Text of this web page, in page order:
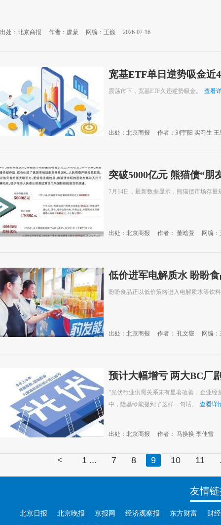
出处：北京商报 作者：廖蒙 网编：王巍 2026-07-16
宽基ETF单日逆势吸金近
震荡市下，宽基ETF久违逆势吸金。 查看
出处：北京商报 作者：刘宇阳 实习生 王
突破5000亿元 熊猫债“朋
7月14日，最新数据显示，熊猫债市场存量
出处：北京商报 作者： 董晗萱 网编：
低价进军电解质水 盼盼
盼盼食品正以低价策略进入电解质水等饮
出处：北京商报 作者： 孔文燮 网编：
预计大幅增亏 两大BC厂
“光伏行业供需关系未有显著改善，企业经
中，隆基绿能提到了这样一句话。
查看详
出处：北京商报 作者： 马换换 李佳雪
< 1 ... 7 8 9 10 11
友情
北京日报 北京晚报 京报网 经济观察报 东方财富 财